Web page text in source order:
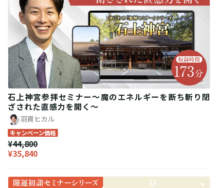
石上神宮参拝セミナー〜魔のエネルギーを断ち斬り閉
ざされた直感力を開く〜
羽賀ヒカル
キャンペーン価格
¥44,800
¥35,840